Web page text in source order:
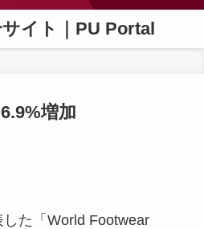
イト｜PU Portal
増加
た「World Footwear